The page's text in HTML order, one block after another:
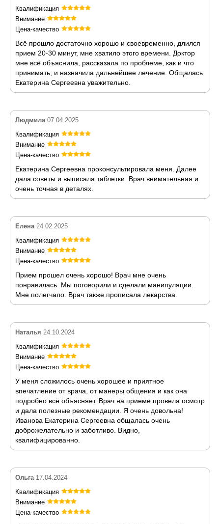
Квалификация
Внимание
Цена-качество
Всё прошло достаточно хорошо и своевременно, длился
прием 20-30 минут, мне хватило этого времени. Доктор
мне всё объяснила, рассказала по проблеме, как и что
принимать, и назначила дальнейшее лечение. Общалась
Екатерина Сергеевна уважительно.
Людмила 07.04.2025
Квалификация
Внимание
Цена-качество
Екатерина Сергеевна проконсультировала меня. Далее
дала советы и выписала таблетки. Врач внимательная и
очень точная в деталях.
Елена 24.02.2025
Квалификация
Внимание
Цена-качество
Прием прошел очень хорошо! Врач мне очень
понравилась. Мы поговорили и сделали манипуляции.
Мне полегчало. Врач также прописала лекарства.
Наталья 24.10.2024
Квалификация
Внимание
Цена-качество
У меня сложилось очень хорошее и приятное
впечатление от врача, от манеры общения и как она
подробно всё объясняет. Врач на приеме провела осмотр
и дала полезные рекомендации. Я очень довольна!
Иванова Екатерина Сергеевна общалась очень
доброжелательно и заботливо. Видно,
квалифицированно.
Ольга 17.04.2024
Квалификация
Внимание
Цена-качество